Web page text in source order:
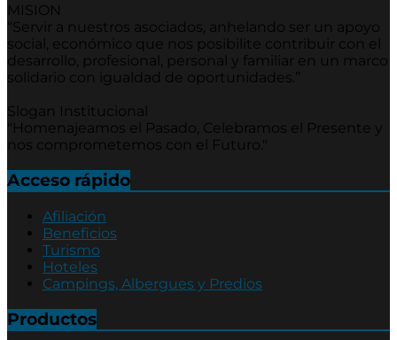
MISION
“Servir a nuestros asociados, anhelando ser un apoyo
social, económico que nos posibilite contribuir con el
desarrollo, profesional, personal y familiar en un marco
solidario con igualdad de oportunidades.”
Slogan Institucional
"Homenajeamos el Pasado, Celebramos el Presente y
nos comprometemos con el Futuro."
Acceso rápido
Afiliación
Beneficios
Turismo
Hoteles
Campings, Albergues y Predios
Productos